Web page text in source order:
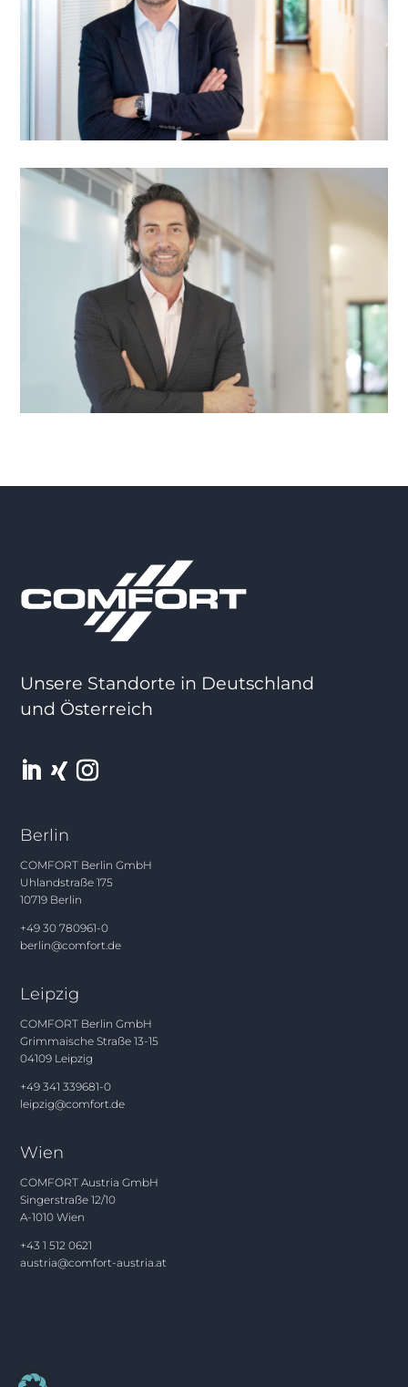
+49 30 780961-16
gottschling@comfort.de
+43 1 512 06 21 12
koller@comfort-austria.at
Unsere Standorte in Deutschland
und Österreich
Berlin
COMFORT Berlin GmbH
Uhlandstraße 175
10719 Berlin
+49 30 780961-0
berlin@comfort.de
Leipzig
COMFORT Berlin GmbH
Grimmaische Straße 13-15
04109 Leipzig
+49 341 339681-0
leipzig@comfort.de
Wien
COMFORT Austria GmbH
Singerstraße 12/10
A-1010 Wien
+43 1 512 0621
austria@comfort-austria.at